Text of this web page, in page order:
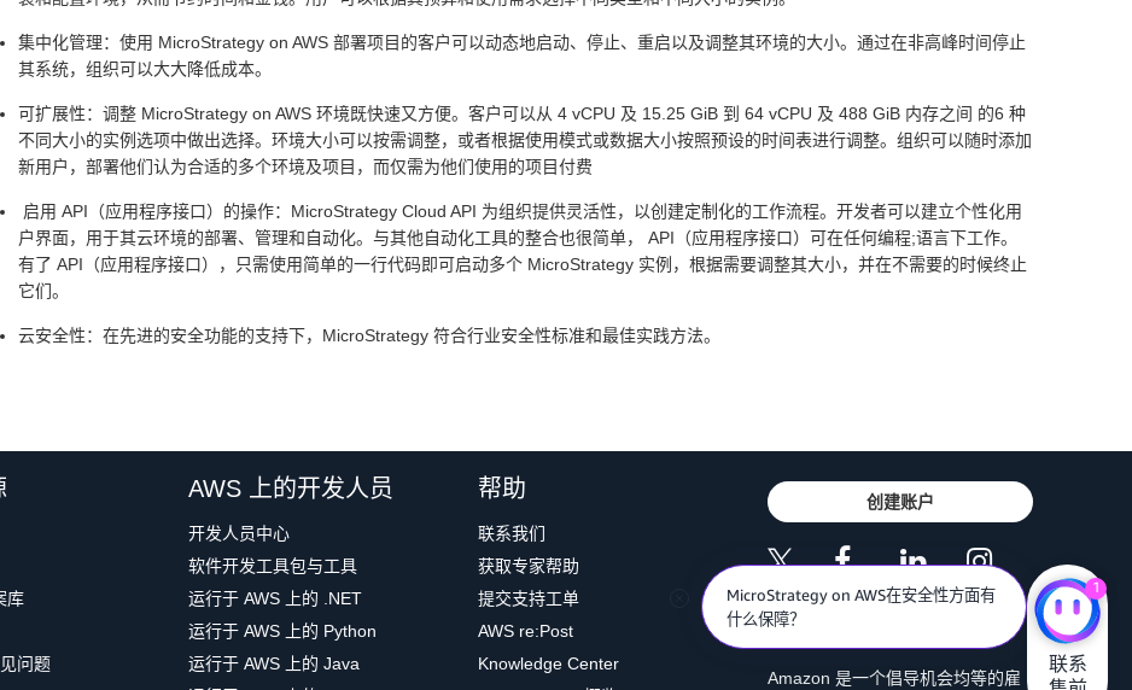
集中化管理：使用 MicroStrategy on AWS 部署项目的客户可以动态地启动、停止、重启以及调整其环境的大小。通过在非高峰时间停止
其系统，组织可以大大降低成本。
可扩展性：调整 MicroStrategy on AWS 环境既快速又方便。客户可以从 4 vCPU 及 15.25 GiB 到 64 vCPU 及 488 GiB 内存之间 的6 种
不同大小的实例选项中做出选择。环境大小可以按需调整，或者根据使用模式或数据大小按照预设的时间表进行调整。组织可以随时添加
新用户，部署他们认为合适的多个环境及项目，而仅需为他们使用的项目付费
启用 API（应用程序接口）的操作：MicroStrategy Cloud API 为组织提供灵活性，以创建定制化的工作流程。开发者可以建立个性化用
户界面，用于其云环境的部署、管理和自动化。与其他自动化工具的整合也很简单， API（应用程序接口）可在任何编程;语言下工作。
有了 API（应用程序接口），只需使用简单的一行代码即可启动多个 MicroStrategy 实例，根据需要调整其大小，并在不需要的时候终止
它们。
云安全性：在先进的安全功能的支持下，MicroStrategy 符合行业安全性标准和最佳实践方法。
库
问题
AWS 上的开发人员
开发人员中心
软件开发工具包与工具
运行于 AWS 上的 .NET
运行于 AWS 上的 Python
运行于 AWS 上的 Java
帮助
联系我们
获取专家帮助
提交支持工单
AWS re:Post
Knowledge Center
创建账户
Amazon 是一个倡导机会均等的雇
MicroStrategy on AWS在安全性方面有
什么保障？
1
联系